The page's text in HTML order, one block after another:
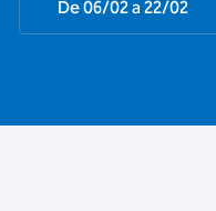
De 06/02 a 22/02